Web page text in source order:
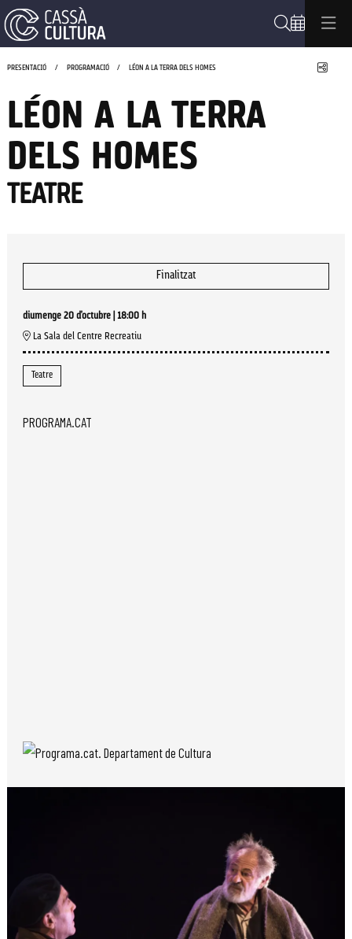
PRESENTACIÓ PROGRAMACIÓ LÉON A LA TERRA DELS HOMES
LÉON A LA TERRA
DELS HOMES
TEATRE
Finalitzat
diumenge 20 d’octubre
18:00 h
La Sala del Centre Recreatiu
Teatre
PROGRAMA.CAT